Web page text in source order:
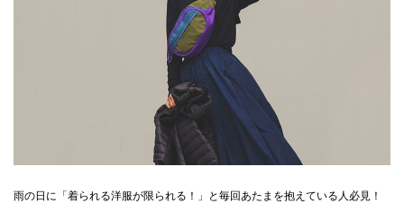
雨の日に「着られる洋服が限られる！」と毎回あたまを抱えている人必見！